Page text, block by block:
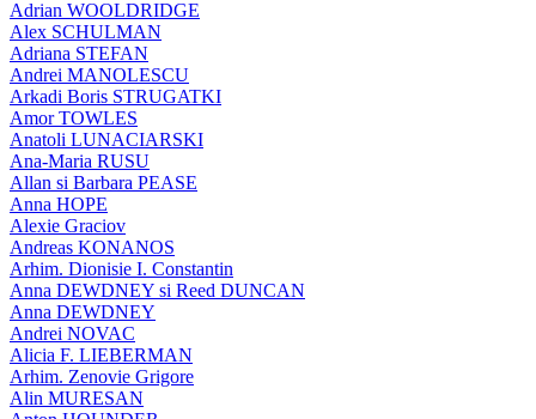
Adrian WOOLDRIDGE
Alex SCHULMAN
Adriana STEFAN
Andrei MANOLESCU
Arkadi Boris STRUGATKI
Amor TOWLES
Anatoli LUNACIARSKI
Ana-Maria RUSU
Allan si Barbara PEASE
Anna HOPE
Alexie Graciov
Andreas KONANOS
Arhim. Dionisie I. Constantin
Anna DEWDNEY si Reed DUNCAN
Anna DEWDNEY
Andrei NOVAC
Alicia F. LIEBERMAN
Arhim. Zenovie Grigore
Alin MURESAN